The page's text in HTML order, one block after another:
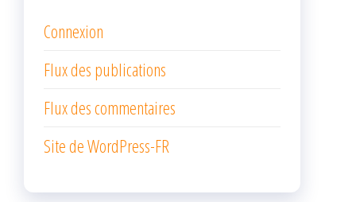
Connexion
Flux des publications
Flux des commentaires
Site de WordPress-FR